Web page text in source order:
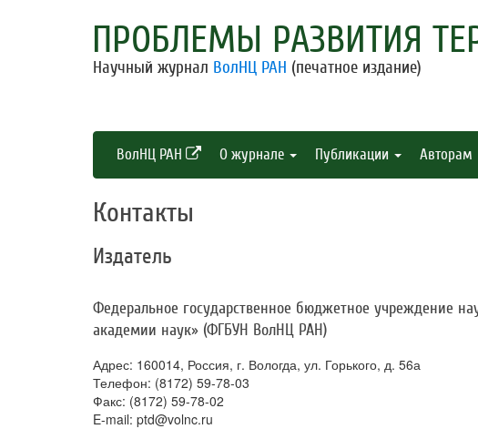
ПРОБЛЕМЫ РАЗВИТИЯ
Научный журнал ВолНЦ РАН (печатное издание)
ВолНЦ РАН О журнале Публикации Авторам
Контакты
Издатель
Федеральное государственное бюджетное учреждение
академии наук» (ФГБУН ВолНЦ РАН)
Адрес: 160014, Россия, г. Вологда, ул. Горького, д. 56а
Телефон: (8172) 59-78-03
Факс: (8172) 59-78-02
E-mail: ptd@volnc.ru